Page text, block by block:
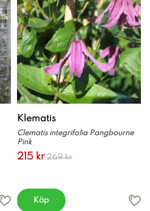
Klematis
Clematis integrifolia Pangbourne
Pink
215 kr 269 kr
Köp